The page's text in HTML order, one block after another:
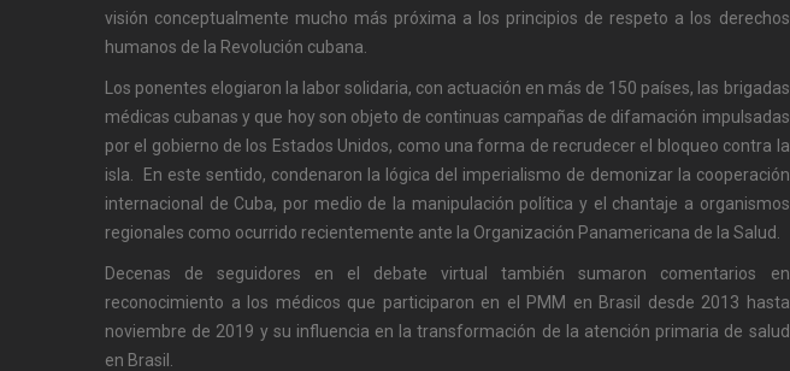
visión conceptualmente mucho más próxima a los principios de respeto a los derechos
humanos de la Revolución cubana.
Los ponentes elogiaron la labor solidaria, con actuación en más de 150 países, las brigadas
médicas cubanas y que hoy son objeto de continuas campañas de difamación impulsadas
por el gobierno de los Estados Unidos, como una forma de recrudecer el bloqueo contra la
isla. En este sentido, condenaron la lógica del imperialismo de demonizar la cooperación
internacional de Cuba, por medio de la manipulación política y el chantaje a organismos
regionales como ocurrido recientemente ante la Organización Panamericana de la Salud.
Decenas de seguidores en el debate virtual también sumaron comentarios en
reconocimiento a los médicos que participaron en el PMM en Brasil desde 2013 hasta
noviembre de 2019 y su influencia en la transformación de la atención primaria de salud
en Brasil.